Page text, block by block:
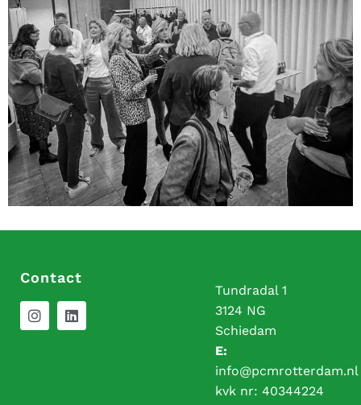
Contact
Tundradal 1
3124 NG
Schiedam
E:
info@pcmrotterdam.nl
kvk nr: 40344224